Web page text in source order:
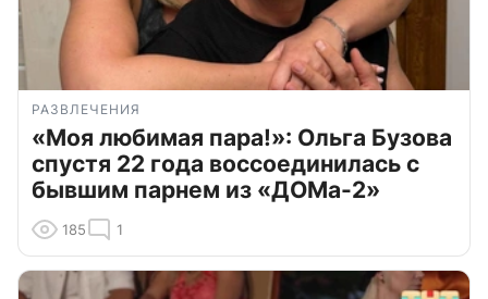
РАЗВЛЕЧЕНИЯ
«Моя любимая пара!»: Ольга Бузова
спустя 22 года воссоединилась с
бывшим парнем из «ДОМа-2»
185 1